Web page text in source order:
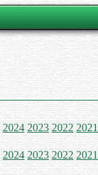
2024 2023 2022 2021
2024 2023 2022 2021